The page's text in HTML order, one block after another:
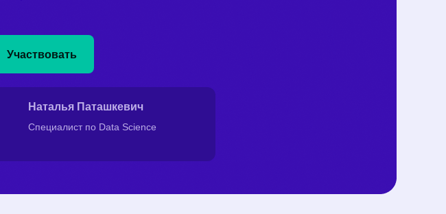
Участвовать
Специалист по Data Science
Наталья Паташкевич